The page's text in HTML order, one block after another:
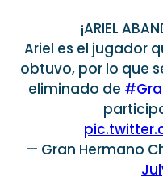
¡ARIEL
Ariel es el jugador
obtuvo, por lo que
eliminado de
— Gran Hermano